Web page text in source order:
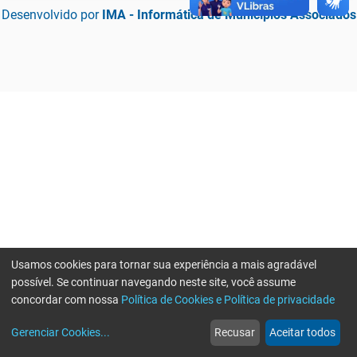
Desenvolvido por IMA - Informática de Municípios Associados
web
Notícias
more_horiz
Mais
Usamos cookies para tornar sua experiência a mais agradável
possível. Se continuar navegando neste site, você assume
concordar com nossa Política de Cookies e Política de privacidade
Gerenciar Cookies... Recusar Aceitar todos
Erro ao enviar informações, por favor tente novamente